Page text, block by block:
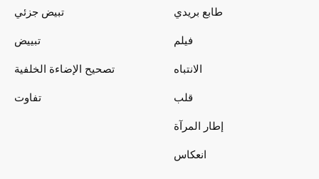
تبيض جزئي
تبييض
تصحيح الإضاءة الخلفية
تفاوت
طابع بريدي
فيلم
الانتباه
قلب
إطار المرآة
انعكاس